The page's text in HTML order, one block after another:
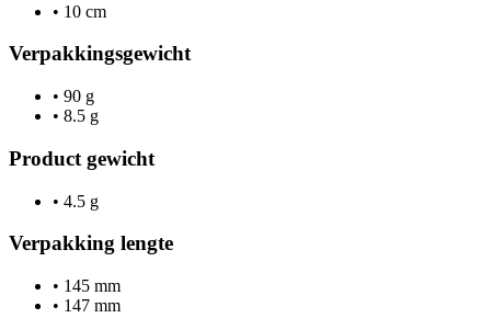
• 10 cm
Verpakkingsgewicht
• 90 g
• 8.5 g
Product gewicht
• 4.5 g
Verpakking lengte
• 145 mm
• 147 mm